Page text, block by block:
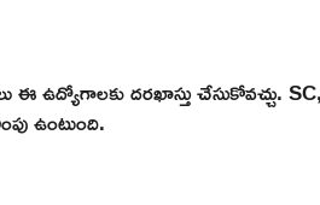
ఈ ఉద్యోగాలకు దరఖాస్తు చేసుకోవచ్చు.
ఉంటుంది.